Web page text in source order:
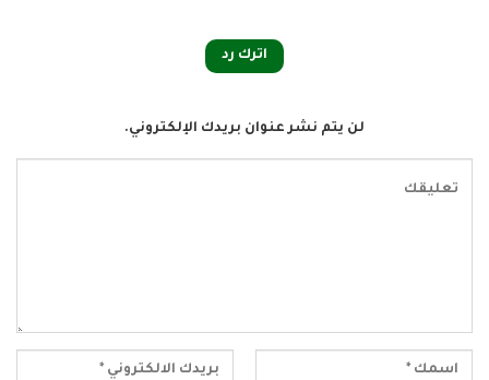
اترك رد
لن يتم نشر عنوان بريدك الإلكتروني.